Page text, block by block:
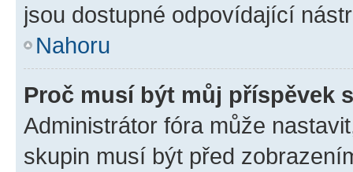
jsou dostupné odpovídající
Nahoru
Proč musí být můj příspěvek
Administrátor fóra může
skupin musí být před